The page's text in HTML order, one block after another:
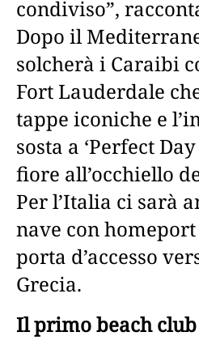
condiviso”,
Dopo il
solcherà i Caraibi
Fort Lauderdale
tappe iconiche e
sosta a ‘Perfect
fiore all’occhiello
Per l’Italia ci sarà
nave con
porta d’accesso
Grecia.
Il primo beach